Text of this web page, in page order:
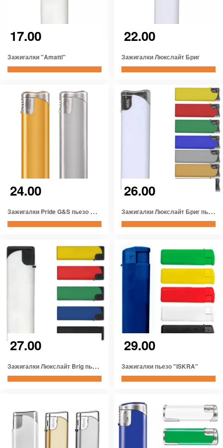
17.00
Зажигалки "Amatti"
22.00
Зажигалки Люкслайт Бриг
24.00
З
ажигалки Pride G&S пьезо многоразовые
26.00
З
ажигалки Люкслайт Бриг пьезо
27.00
З
ажигалки Люкслайт Brig пьезо
29.00
Зажигалки пьезо "ISKRA"